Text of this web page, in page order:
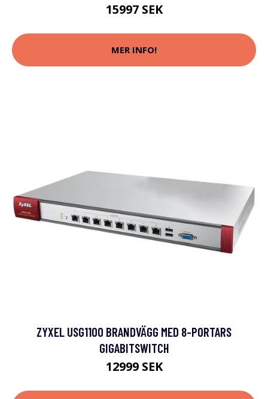
15997 SEK
MER INFO!
ZYXEL USG1100 BRANDVÄGG MED 8-PORTARS
GIGABITSWITCH
12999 SEK